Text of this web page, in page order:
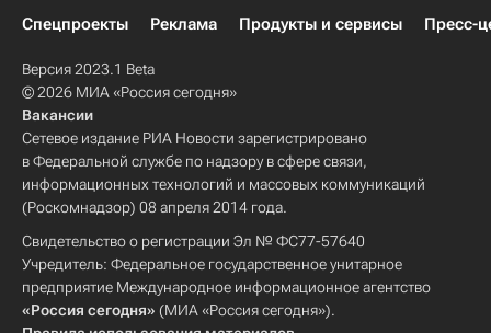
Спецпроекты
Реклама Продукты и сервисы Пресс-
Версия 2023.1 Beta
© 2026 МИА «Россия сегодня»
Вакансии
Сетевое издание РИА Новости зарегистрировано
в Федеральной службе по надзору в сфере связи,
информационных технологий и массовых коммуникаций
(Роскомнадзор) 08 апреля 2014 года.
Свидетельство о регистрации Эл № ФС77-57640
Учредитель: Федеральное государственное унитарное
предприятие Международное информационное агентство
«Россия сегодня» (МИА «Россия сегодня»).